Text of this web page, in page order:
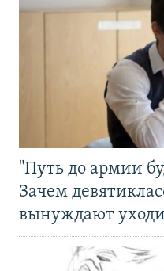
"Путь до армии
Зачем
вынуждают